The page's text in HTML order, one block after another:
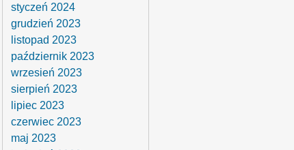
styczeń 2024
grudzień 2023
listopad 2023
październik 2023
wrzesień 2023
sierpień 2023
lipiec 2023
czerwiec 2023
maj 2023